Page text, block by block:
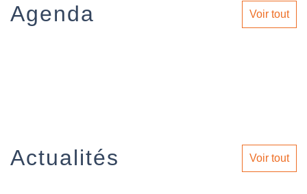
Agenda Voir tout
Actualités Voir tout